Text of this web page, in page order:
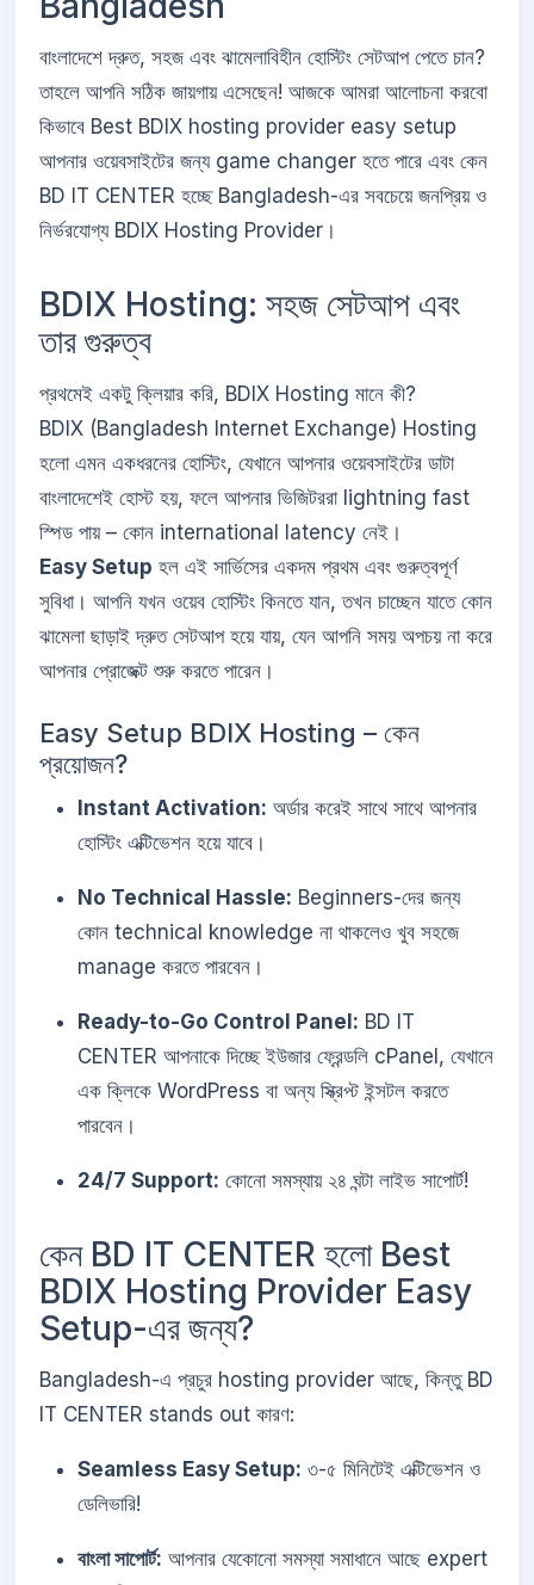
বাংলাদেশে দ্রুত, সহজ এবং ঝামেলাবিহীন হোস্টিং সেটআপ পেতে চান?
তাহলে আপনি সঠিক জায়গায় এসেছেন! আজকে আমরা আলোচনা করবো
কিভাবে Best BDIX hosting provider easy setup
আপনার ওয়েবসাইটের জন্য game changer হতে পারে এবং কেন
BD IT CENTER হচ্ছে Bangladesh-এর সবচেয়ে জনপ্রিয় ও
নির্ভরযোগ্য BDIX Hosting Provider।
BDIX Hosting: সহজ সেটআপ এবং
তার গুরুত্ব
প্রথমেই একটু ক্লিয়ার করি, BDIX Hosting মানে কী?
BDIX (Bangladesh Internet Exchange) Hosting
হলো এমন একধরনের হোস্টিং, যেখানে আপনার ওয়েবসাইটের ডাটা
বাংলাদেশেই হোস্ট হয়, ফলে আপনার ভিজিটররা lightning fast
স্পিড পায় – কোন international latency নেই।
Easy Setup হল এই সার্ভিসের একদম প্রথম এবং গুরুত্বপূর্ণ
সুবিধা। আপনি যখন ওয়েব হোস্টিং কিনতে যান, তখন চাচ্ছেন যাতে কোন
ঝামেলা ছাড়াই দ্রুত সেটআপ হয়ে যায়, যেন আপনি সময় অপচয় না করে
আপনার প্রোজেক্ট শুরু করতে পারেন।
Easy Setup BDIX Hosting – কেন
প্রয়োজন?
Instant Activation: অর্ডার করেই সাথে সাথে আপনার
হোস্টিং এক্টিভেশন হয়ে যাবে।
No Technical Hassle: Beginners-দের জন্য
কোন technical knowledge না থাকলেও খুব সহজে
manage করতে পারবেন।
Ready-to-Go Control Panel: BD IT
CENTER আপনাকে দিচ্ছে ইউজার ফ্রেন্ডলি cPanel, যেখানে
এক ক্লিকে WordPress বা অন্য স্ক্রিপ্ট ইন্সটল করতে
পারবেন।
24/7 Support: কোনো সমস্যায় ২৪ ঘন্টা লাইভ সাপোর্ট!
কেন BD IT CENTER হলো Best
BDIX Hosting Provider Easy
Setup-এর জন্য?
Bangladesh-এ প্রচুর hosting provider আছে, কিন্তু BD
IT CENTER stands out কারণ:
Seamless Easy Setup: ৩-৫ মিনিটেই এক্টিভেশন ও
ডেলিভারি!
বাংলা সাপোর্ট: আপনার যেকোনো সমস্যা সমাধানে আছে expert